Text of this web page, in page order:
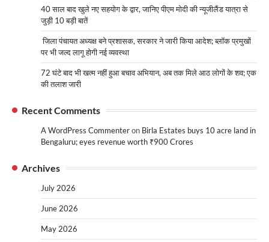
40 साल बाद खुले नए सहयोग के द्वार, जानिए पीएम मोदी की न्यूजीलैंड यात्रा से
जुड़ी 10 बड़ी बातें
जिला पंचायत अध्यक्ष बने प्रशासक, सरकार ने जारी किया आदेश; ब्लॉक प्रमुखों
पर भी जल्द लागू होगी नई व्यवस्था
72 घंटे बाद भी खत्म नहीं हुआ बचाव अभियान, अब तक मिले आठ लोगों के शव; एक
की तलाश जारी
Recent Comments
A WordPress Commenteron Birla Estates buys 10 acre land in
Bengaluru; eyes revenue worth ₹900 Crores
Archives
July 2026
June 2026
May 2026